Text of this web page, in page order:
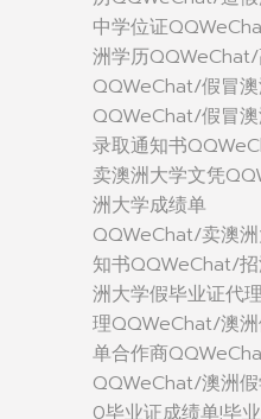
中学位证
洲学历
QQWeChat/假冒
QQWeChat/假冒
录取通知书
卖澳洲大学文凭
洲大学成绩单
QQWeChat/卖澳
知书QQWeChat/
洲大学假毕业证代
理QQWeChat/澳
单合作商
QQWeChat/澳洲
0毕业证成绩单!毕